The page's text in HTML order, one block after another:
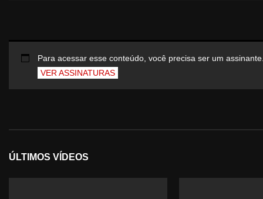
Para acessar esse conteúdo, você precisa ser um
VER ASSINATURAS
ÚLTIMOS VÍDEOS